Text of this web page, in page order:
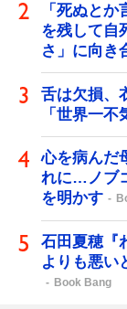
「死ぬと
を残して自
さ」に向き
舌は欠損、
「世界一
心を病んだ
れに…ノブ
を明かす
石田夏穂『
よりも悪い
Book Bang